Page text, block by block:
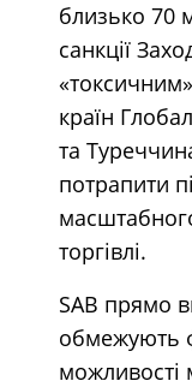
близько 70
санкції
країн
та
потрапити
торгівлі.
SAB прямо
обмежують
можливості